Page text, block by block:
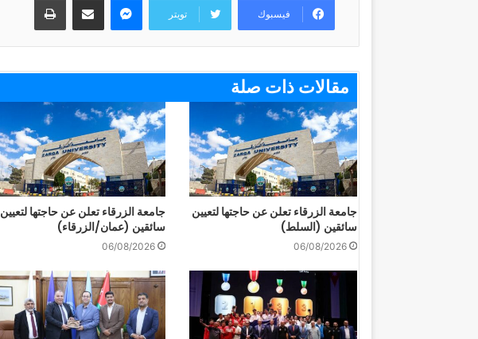
فيسبوك تويتر
مقالات ذات صلة
جامعة الزرقاء تعلن عن حاجتها لتعيين
سائقين (السلط)
06/08/2026
جامعة الزرقاء تعلن عن حاجتها لتعيين
سائقين (عمان/الزرقاء)
06/08/2026